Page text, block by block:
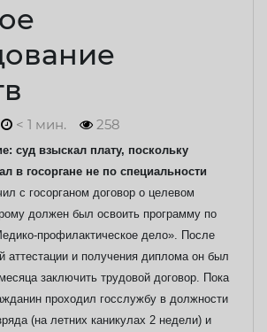
< 1 мин. 258
суд взыскал плату, поскольку
в госоргане не по специальности
с госорганом договор о целевом
должен был освоить программу по
профилактическое дело». После
аттестации и получения диплома он был
заключить трудовой договор. Пока
проходил госслужбу в должности
(на летних каникулах 2 недели) и